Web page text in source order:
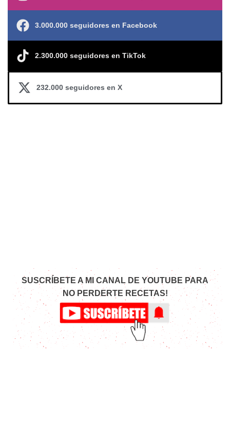
3.000.000 seguidores en Facebook
2.300.000 seguidores en TikTok
232.000 seguidores en X
SUSCRÍBETE A MI CANAL DE YOUTUBE PARA
NO PERDERTE RECETAS!